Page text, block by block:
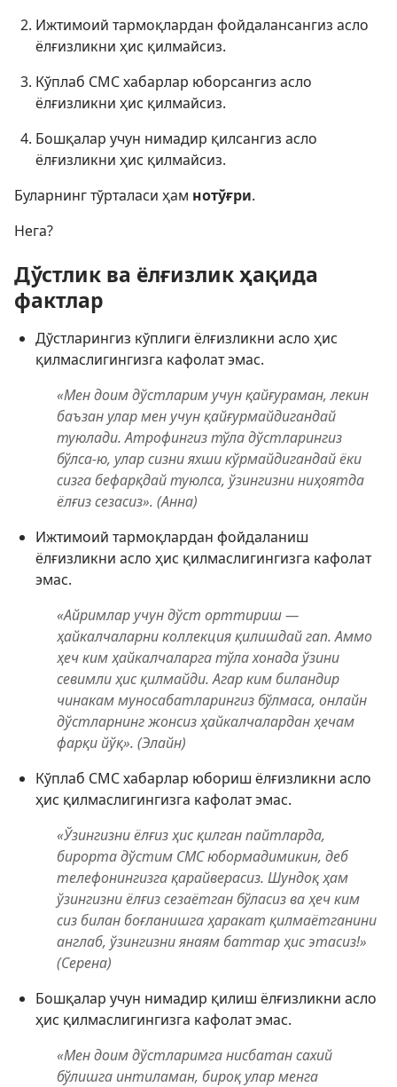
Ижтимоий тармоқлардан фойдалансангиз асло
ёлғизликни ҳис қилмайсиз.
Кўплаб СМС хабарлар юборсангиз асло
ёлғизликни ҳис қилмайсиз.
Бошқалар учун нимадир қилсангиз асло
ёлғизликни ҳис қилмайсиз.
Буларнинг тўрталаси ҳам нотўғри.
Нега?
Дўстлик ва ёлғизлик ҳақида
фактлар
Дўстларингиз кўплиги ёлғизликни асло ҳис
қилмаслигингизга кафолат эмас.
«Мен доим дўстларим учун қайғураман, лекин
баъзан улар мен учун қайғурмайдигандай
туюлади. Атрофингиз тўла дўстларингиз
бўлса-ю, улар сизни яхши кўрмайдигандай ёки
сизга бефарқдай туюлса, ўзингизни ниҳоятда
ёлғиз сезасиз». (Анна)
Ижтимоий тармоқлардан фойдаланиш
ёлғизликни асло ҳис қилмаслигингизга кафолат
эмас.
«Айримлар учун дўст орттириш —
ҳайкалчаларни коллекция қилишдай гап. Аммо
ҳеч ким ҳайкалчаларга тўла хонада ўзини
севимли ҳис қилмайди. Агар ким биландир
чинакам муносабатларингиз бўлмаса, онлайн
дўстларнинг жонсиз ҳайкалчалардан ҳечам
фарқи йўқ». (Элайн)
Кўплаб СМС хабарлар юбориш ёлғизликни асло
ҳис қилмаслигингизга кафолат эмас.
«Ўзингизни ёлғиз ҳис қилган пайтларда,
бирорта дўстим СМС юбормадимикин, деб
телефонингизга қарайверасиз. Шундоқ ҳам
ўзингизни ёлғиз сезаётган бўласиз ва ҳеч ким
сиз билан боғланишга ҳаракат қилмаётганини
англаб, ўзингизни янаям баттар ҳис этасиз!»
(Серена)
Бошқалар учун нимадир қилиш ёлғизликни асло
ҳис қилмаслигингизга кафолат эмас.
«Мен доим дўстларимга нисбатан сахий
бўлишга интиламан, бироқ улар менга